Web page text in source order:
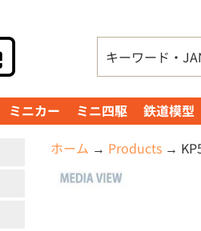
ミニカー ミニ四駆 鉄道模型
ホーム → Products →
商